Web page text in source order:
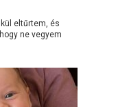
eltűrtem, és
ne vegyem